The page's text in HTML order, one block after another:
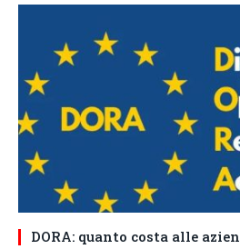
DORA: quanto costa alle